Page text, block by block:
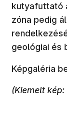
kutyafuttató
zóna pedig
geológiai és
Képgaléria
(Kiemelt